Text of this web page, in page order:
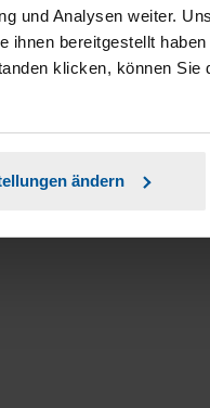
und Analysen weiter.
bereitgestellt
klicken, können Sie
ändern